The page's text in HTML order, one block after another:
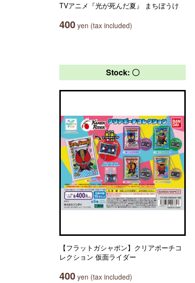
TVアニメ『光が死んだ夏』 まちぼうけ
400 yen (tax included)
Stock: 〇
【フラットガシャポン】クリアポーチコ
レクション 仮面ライダー
400 yen (tax included)